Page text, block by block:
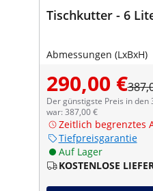
Tischkutter - 6
Abmessungen (LxBxH)
290,00 €
Der günstigste Preis in den
war: 387,00 €
Zeitlich begrenztes
Tiefpreisgarantie
Auf Lager
KOSTENLOSE